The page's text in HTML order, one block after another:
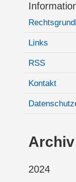
Links
RSS
Kontakt
Archiv
2024